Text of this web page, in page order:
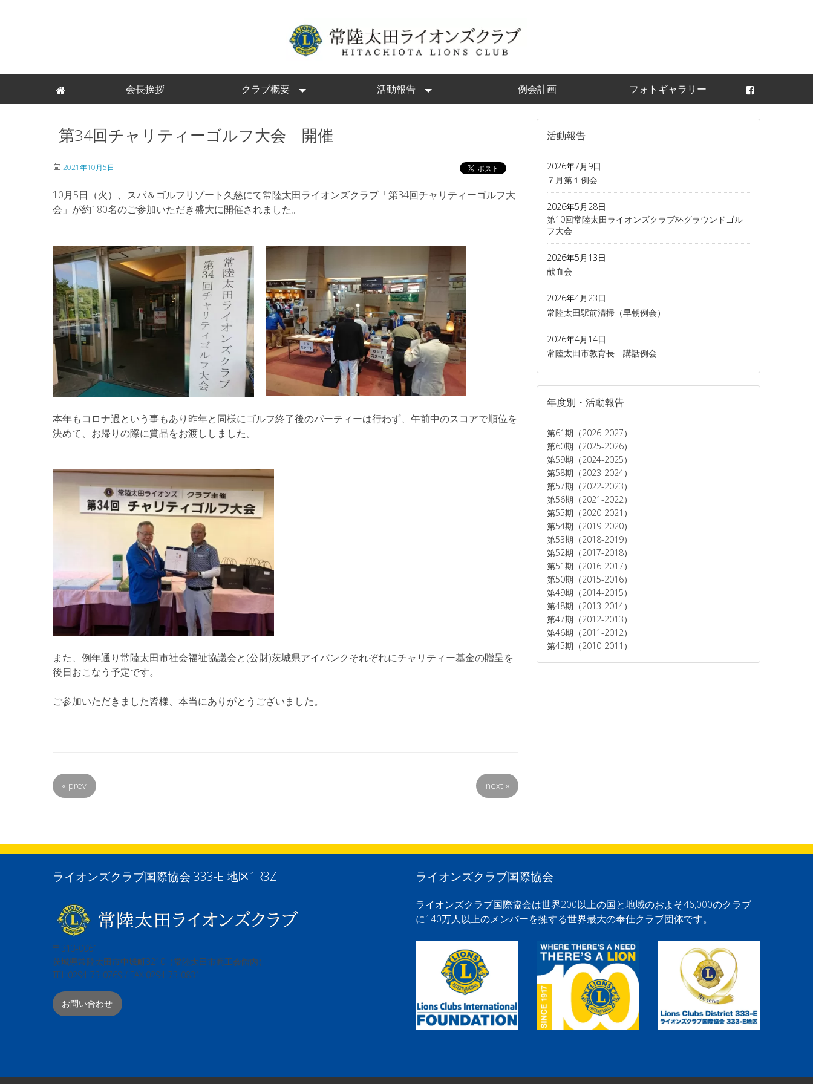
会長挨拶 クラブ概要 活動報告 例会計画 フォトギャラリー
第34回チャリティーゴルフ大会 開催
2021年10月5日
10月5日（火）、スパ＆ゴルフリゾート久慈にて常陸太田ライオンズクラブ「第34回チャリティーゴルフ大
会」が約180名のご参加いただき盛大に開催されました。
本年もコロナ過という事もあり昨年と同様にゴルフ終了後のパーティーは行わず、午前中のスコアで順位を
決めて、お帰りの際に賞品をお渡ししました。
また、例年通り常陸太田市社会福祉協議会と(公財)茨城県アイバンクそれぞれにチャリティー基金の贈呈を
後日おこなう予定です。
ご参加いただきました皆様、本当にありがとうございました。
« prev next »
活動報告
2026年7月9日
７月第１例会
2026年5月28日
第10回常陸太田ライオンズクラブ杯グラウンドゴル
フ大会
2026年5月13日
献血会
2026年4月23日
常陸太田駅前清掃（早朝例会）
2026年4月14日
常陸太田市教育長 講話例会
年度別・活動報告
第61期（2026-2027）
第60期（2025-2026）
第59期（2024-2025）
第58期（2023-2024）
第57期（2022-2023）
第56期（2021-2022）
第55期（2020-2021）
第54期（2019-2020）
第53期（2018-2019）
第52期（2017-2018）
第51期（2016-2017）
第50期（2015-2016）
第49期（2014-2015）
第48期（2013-2014）
第47期（2012-2013）
第46期（2011-2012）
第45期（2010-2011）
ライオンズクラブ国際協会 333-E 地区1R3Z
〒313-0061
茨城県常陸太田市中城町3210（常陸太田市商工会館内）
TEL:0294-73-0769 / FAX:0294-73-0831
お問い合わせ
ライオンズクラブ国際協会
ライオンズクラブ国際協会は世界200以上の国と地域のおよそ46,000のクラブ
に140万人以上のメンバーを擁する世界最大の奉仕クラブ団体です。